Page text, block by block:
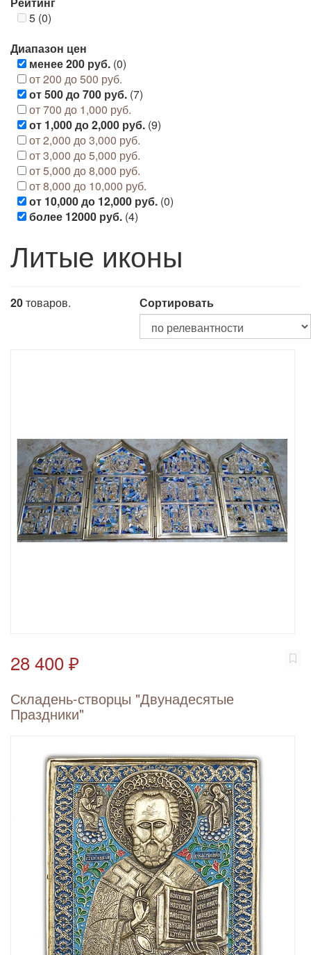
5 (0)
Диапазон цен
менее 200 руб. (0)
от 200 до 500 руб.
от 500 до 700 руб. (7)
от 700 до 1,000 руб.
от 1,000 до 2,000 руб. (9)
от 2,000 до 3,000 руб.
от 3,000 до 5,000 руб.
от 5,000 до 8,000 руб.
от 8,000 до 10,000 руб.
от 10,000 до 12,000 руб. (0)
более 12000 руб. (4)
Литые иконы
20товаров. Сортировать
28 400 ₽
Складень-створцы "Двунадесятые
Праздники"